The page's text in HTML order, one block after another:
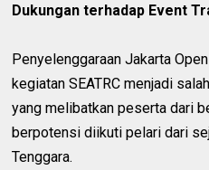
Dukungan terhadap Event
Penyelenggaraan Jakarta
kegiatan SEATRC menjadi
yang melibatkan peserta dari
berpotensi diikuti pelari dari
Tenggara.